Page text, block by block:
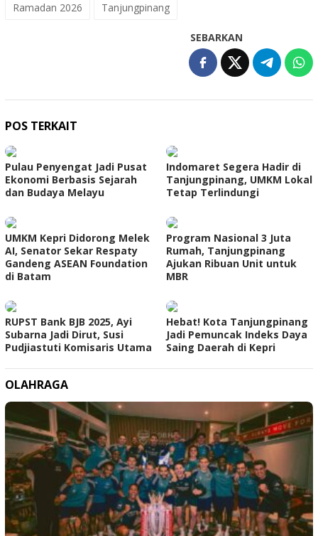
Ramadan 2026
Tanjungpinang
SEBARKAN
POS TERKAIT
Pulau Penyengat Jadi Pusat
Ekonomi Berbasis Sejarah
dan Budaya Melayu
Indomaret Segera Hadir di
Tanjungpinang, UMKM Lokal
Tetap Terlindungi
UMKM Kepri Didorong Melek
AI, Senator Sekar Respaty
Gandeng ASEAN Foundation
di Batam
Program Nasional 3 Juta
Rumah, Tanjungpinang
Ajukan Ribuan Unit untuk
MBR
RUPST Bank BJB 2025, Ayi
Subarna Jadi Dirut, Susi
Pudjiastuti Komisaris Utama
Hebat! Kota Tanjungpinang
Jadi Pemuncak Indeks Daya
Saing Daerah di Kepri
OLAHRAGA